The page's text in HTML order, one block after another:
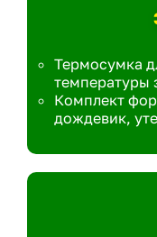
Термосумка
температуры
Комплект
дождевик,